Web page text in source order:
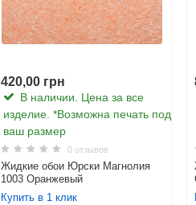
420,00 грн
В наличии. Цена за все
изделие. *Возможна печать под
ваш размер
0 отзывов
Жидкие обои Юрски Магнолия
1003 Оранжевый
Купить в 1 клик